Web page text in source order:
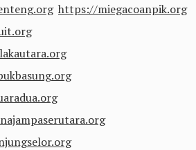
https://miegacoanpik.org